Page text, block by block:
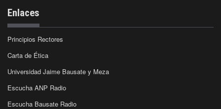
Enlaces
Principios Rectores
Carta de Ética
Universidad Jaime Bausate y Meza
Escucha ANP Radio
Escucha Bausate Radio